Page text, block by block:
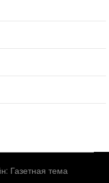
Газетная тема